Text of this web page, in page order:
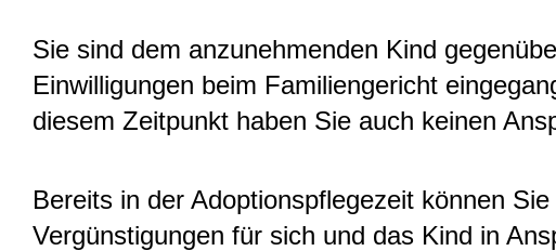
Sie sind dem anzunehmenden Kind
Einwilligungen beim Familiengericht
diesem Zeitpunkt haben Sie auch keinen
Bereits in der Adoptionspflegezeit können
Vergünstigungen für sich und das Kind in